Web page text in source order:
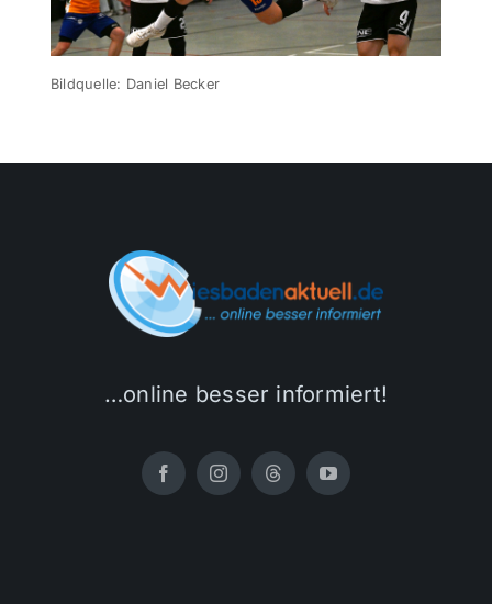
Bildquelle: Daniel Becker
…online besser informiert!